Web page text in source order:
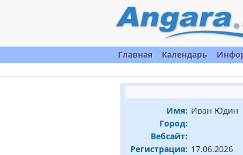
Главная Календарь
Имя: Иван Юдин
Город:
Вебсайт:
Регистрация: 17.06.2026